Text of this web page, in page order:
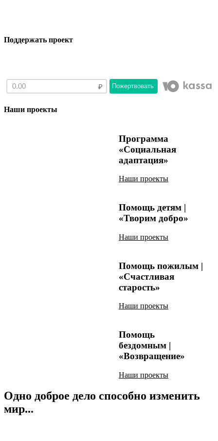
Поддержать проект
Пожертвовать
Наши проекты
Программа
«Социальная
адаптация»
Наши проекты
Помощь детям |
«Творим добро»
Наши проекты
Помощь пожилым |
«Счастливая
старость»
Наши проекты
Помощь
бездомным |
«Возвращение»
Наши проекты
Одно доброе дело способно изменить
мир...